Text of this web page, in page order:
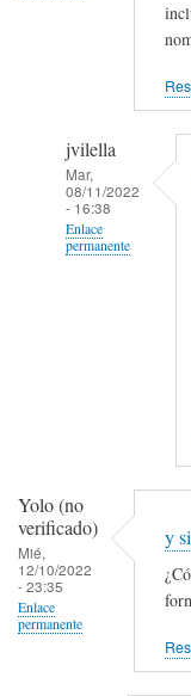
jvilella
Mar,
08/11/2022
- 16:38
Enlace
permanente
(no
verificado)
Yolo (no
verificado)
Mié,
12/10/2022
- 23:35
Enlace
permanente
y